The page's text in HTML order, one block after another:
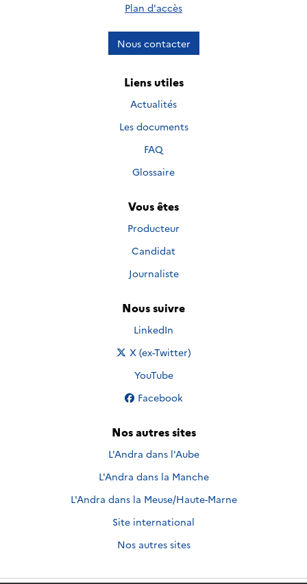
Plan d'accès
Nous contacter
Liens utiles
Actualités
Les documents
FAQ
Glossaire
Vous êtes
Producteur
Candidat
Journaliste
Nous suivre
Nous suivre sur
LinkedIn
Nous suivre sur
X (ex-Twitter)
Nous suivre sur
YouTube
Nous suivre sur
Facebook
Nos autres sites
L'Andra dans l'Aube
L'Andra dans la Manche
L'Andra dans la Meuse/Haute-Marne
Site international
Nos autres sites